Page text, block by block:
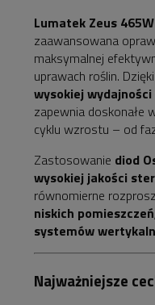
Lumatek Zeus 465W
zaawansowana
maksymalnej
uprawach roślin. Dzięki
wysokiej
zapewnia doskonałe
cyklu wzrostu – od
Zastosowanie diod
wysokiej jakości
równomierne
niskich
systemów
Najważniejsze